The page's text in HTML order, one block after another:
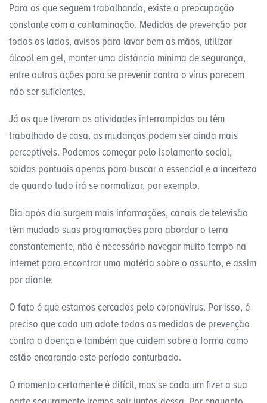
Para os que seguem trabalhando, existe a preocupação
constante com a contaminação. Medidas de prevenção por
todos os lados, avisos para lavar bem as mãos, utilizar
álcool em gel, manter uma distância mínima de segurança,
entre outras ações para se prevenir contra o vírus parecem
não ser suficientes.
Já os que tiveram as atividades interrompidas ou têm
trabalhado de casa, as mudanças podem ser ainda mais
perceptíveis. Podemos começar pelo isolamento social,
saídas pontuais apenas para buscar o essencial e a incerteza
de quando tudo irá se normalizar, por exemplo.
Dia após dia surgem mais informações, canais de televisão
têm mudado suas programações para abordar o tema
constantemente, não é necessário navegar muito tempo na
internet para encontrar uma matéria sobre o assunto, e assim
por diante.
O fato é que estamos cercados pelo coronavírus. Por isso, é
preciso que cada um adote todas as medidas de prevenção
contra a doença e também que cuidem sobre a forma como
estão encarando este período conturbado.
O momento certamente é difícil, mas se cada um fizer a sua